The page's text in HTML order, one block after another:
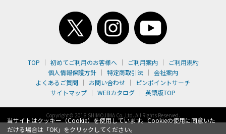
当サイトはクッキー（Cookie）を使用しています。Cookieの使用に同意いた
だける場合は「OK」をクリックしてください。
TOP 初めてご利用のお客様へ ご利用案内
ご利用規約
個人情報保護方針
特定商取引法
会社案内
よくあるご質問
お問い合わせ
ピンポイントサーチ
サイトマップ
WEBカタログ 英語版TOP
Copyright© 2018 SHIMOJIMA Co.,Ltd. All Rights Reserved.